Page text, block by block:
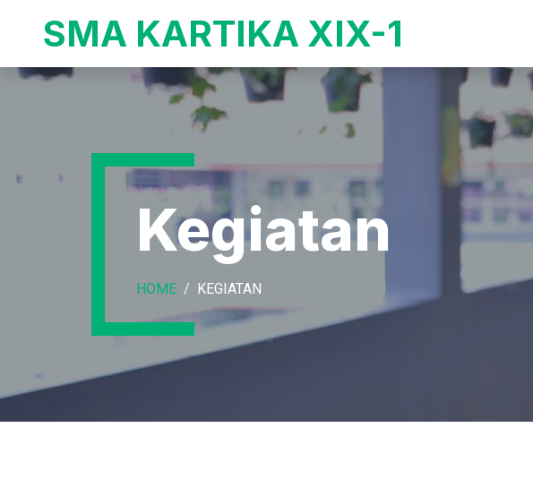
SMA KARTIKA XIX-1
Kegiatan
HOME KEGIATAN